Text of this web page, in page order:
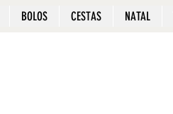
BOLOS CESTAS NATAL